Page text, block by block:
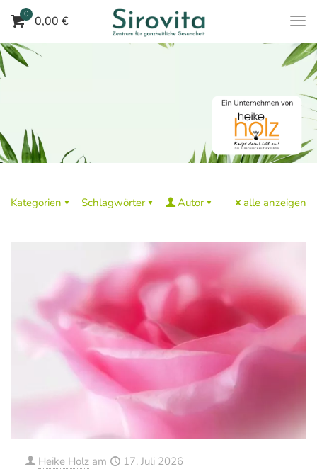
0 0,00 €
Kategorien Schlagwörter Autor alle anzeigen
Heike Holz am 17. Juli 2026